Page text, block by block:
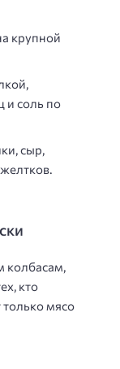
крупной
и соль по
сыр,
колбасам,
кто
мясо